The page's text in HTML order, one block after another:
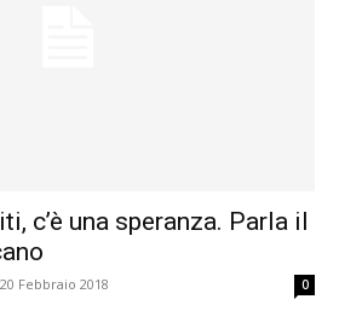
c’è una speranza. Parla il
20 Febbraio 2018 0